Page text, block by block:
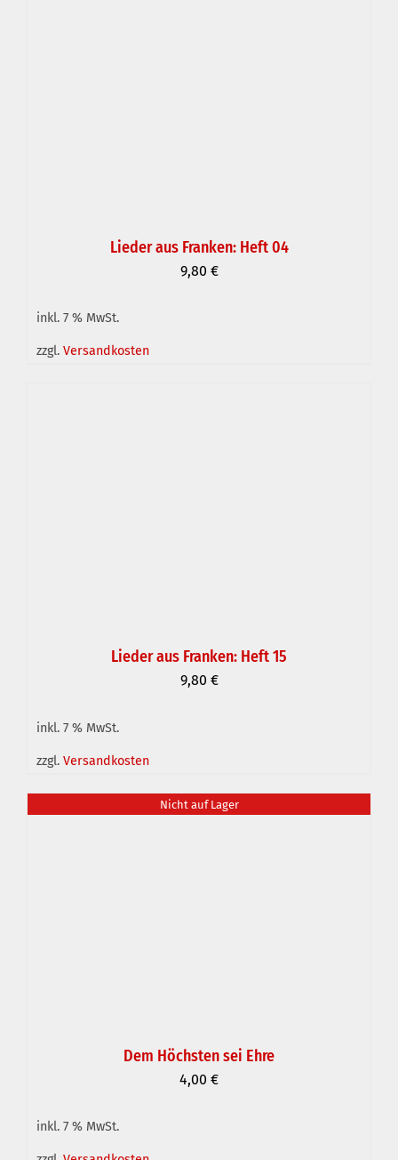
IN DEN WARENKORB
Lieder aus Franken: Heft 04
9,80 €
inkl. 7 % MwSt.
zzgl. Versandkosten
IN DEN WARENKORB
Lieder aus Franken: Heft 15
9,80 €
inkl. 7 % MwSt.
zzgl. Versandkosten
Nicht auf Lager
Dem Höchsten sei Ehre
4,00 €
inkl. 7 % MwSt.